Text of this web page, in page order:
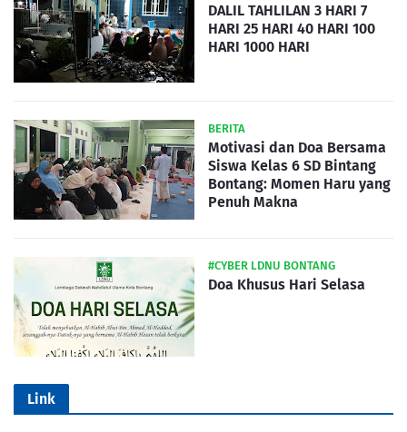
DALIL TAHLILAN 3 HARI 7
HARI 25 HARI 40 HARI 100
HARI 1000 HARI
BERITA
Motivasi dan Doa Bersama
Siswa Kelas 6 SD Bintang
Bontang: Momen Haru yang
Penuh Makna
#CYBER LDNU BONTANG
Doa Khusus Hari Selasa
Link